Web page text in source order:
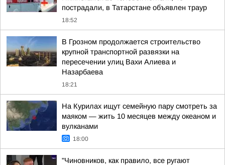
пострадали, в Татарстане объявлен траур
18:52
В Грозном продолжается строительство
крупной транспортной развязки на
пересечении улиц Вахи Алиева и
Назарбаева
18:21
На Курилах ищут семейную пару смотреть за
маяком — жить 10 месяцев между океаном и
вулканами
18:00
"Чиновников, как правило, все ругают